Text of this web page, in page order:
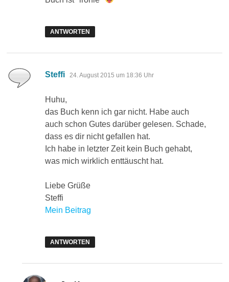
ANTWORTEN
Steffi sagt:
24. August 2015 um 18:36 Uhr
Huhu,
das Buch kenn ich gar nicht. Habe auch
auch schon Gutes darüber gelesen. Schade,
dass es dir nicht gefallen hat.
Ich habe in letzter Zeit kein Buch gehabt,
was mich wirklich enttäuscht hat.
Liebe Grüße
Steffi
Mein Beitrag
ANTWORTEN